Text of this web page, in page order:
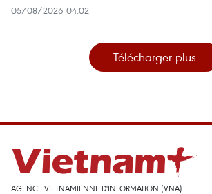
05/08/2026 04:02
Télécharger plus
AGENCE VIETNAMIENNE D'INFORMATION (VNA)